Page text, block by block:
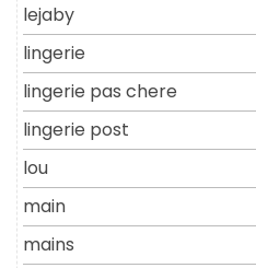
lejaby
lingerie
lingerie pas chere
lingerie post
lou
main
mains